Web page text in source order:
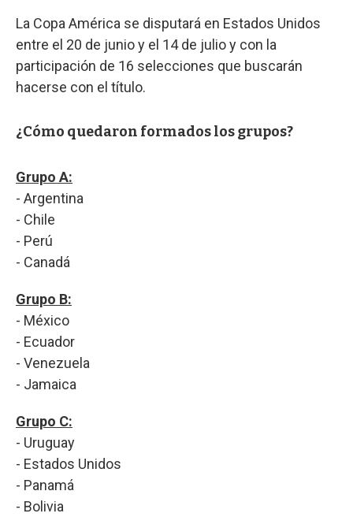
La Copa América se disputará en Estados Unidos
entre el 20 de junio y el 14 de julio y con la
participación de 16 selecciones que buscarán
hacerse con el título.
¿Cómo quedaron formados los grupos?
Grupo A:
- Argentina
- Chile
- Perú
- Canadá
Grupo B:
- México
- Ecuador
- Venezuela
- Jamaica
Grupo C:
- Uruguay
- Estados Unidos
- Panamá
- Bolivia